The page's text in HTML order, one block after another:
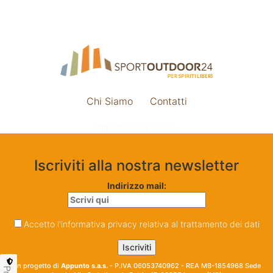
Chi Siamo Contatti
Iscriviti alla nostra newsletter
Indirizzo mail:
Accetto l'informativa privacy relativa al trattamento dei dati
Un progetto di Appunto s.a.s. - P.IVA 06053740962 - REA MB-1854968 Sede